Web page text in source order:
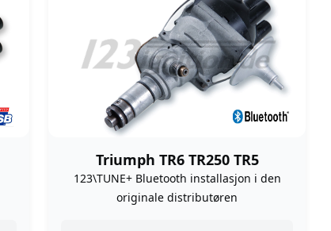
Triumph TR6 TR250 TR5
123\TUNE+ Bluetooth installasjon i den
originale distributøren